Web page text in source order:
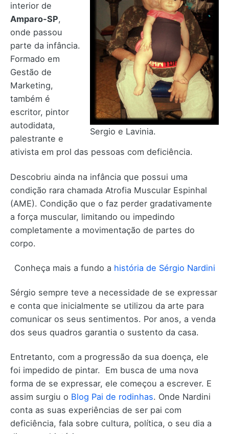
Sergio e Lavinia.
interior de
Amparo-SP,
onde passou
parte da infância.
Formado em
Gestão de
Marketing,
também é
escritor, pintor
autodidata,
palestrante e
ativista em prol das pessoas com deficiência.
Descobriu ainda na infância que possui uma
condição rara chamada Atrofia Muscular Espinhal
(AME). Condição que o faz perder gradativamente
a força muscular, limitando ou impedindo
completamente a movimentação de partes do
corpo.
Conheça mais a fundo a história de Sérgio Nardini
Sérgio sempre teve a necessidade de se expressar
e conta que inicialmente se utilizou da arte para
comunicar os seus sentimentos. Por anos, a venda
dos seus quadros garantia o sustento da casa.
Entretanto, com a progressão da sua doença, ele
foi impedido de pintar. Em busca de uma nova
forma de se expressar, ele começou a escrever. E
assim surgiu o Blog Pai de rodinhas. Onde Nardini
conta as suas experiências de ser pai com
deficiência, fala sobre cultura, política, o seu dia a